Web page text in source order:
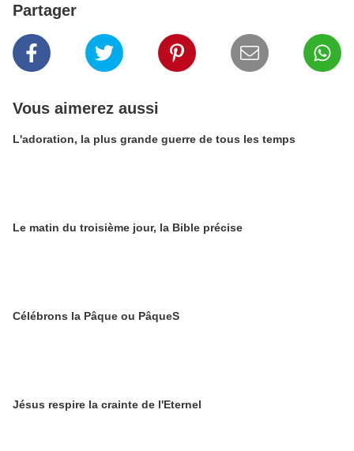
Partager
Vous aimerez aussi
L'adoration, la plus grande guerre de tous les temps
Le matin du troisième jour, la Bible précise
Célébrons la Pâque ou PâqueS
Jésus respire la crainte de l'Eternel